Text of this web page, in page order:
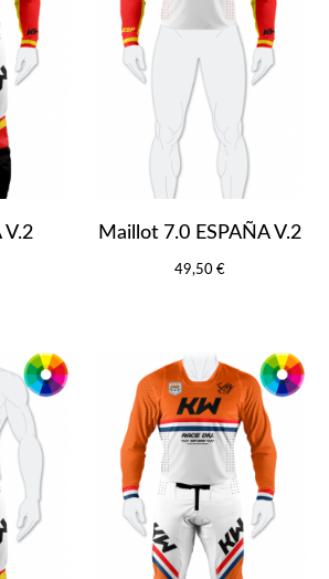
V.2 Maillot 7.0 ESPAÑA V.2
49,50 €